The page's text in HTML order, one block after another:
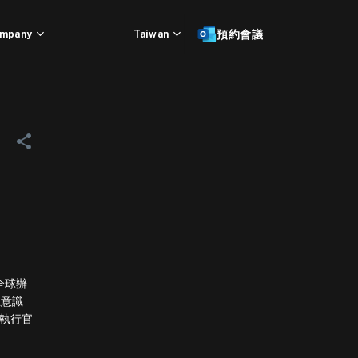
Taiwan 預約會議
球辦
識
行官